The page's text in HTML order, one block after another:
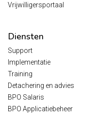
Vrijwilligersportaal
Diensten
Support
Implementatie
Training
Detachering en advies
BPO Salaris
BPO Applicatiebeheer